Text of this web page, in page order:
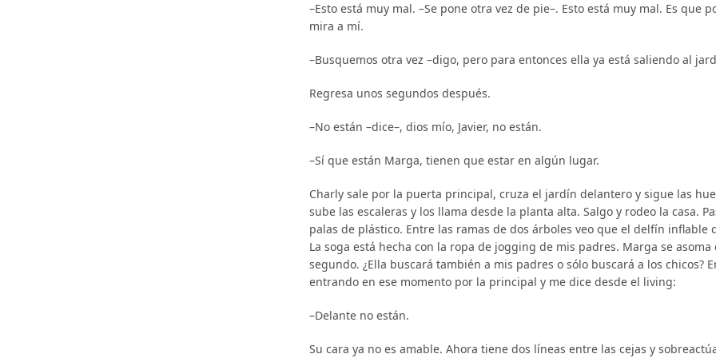
–Esto está muy mal. –Se pone otra vez de pie–. Esto está muy mal. Es que
mira a mí.
–Busquemos otra vez –digo, pero para entonces ella ya está saliendo al
Regresa unos segundos después.
–No están –dice–, dios mío, Javier, no están.
–Sí que están Marga, tienen que estar en algún lugar.
Charly sale por la puerta principal, cruza el jardín delantero y sigue las
sube las escaleras y los llama desde la planta alta. Salgo y rodeo la casa.
palas de plástico. Entre las ramas de dos árboles veo que el delfín inflable
La soga está hecha con la ropa de jogging de mis padres. Marga se
segundo. ¿Ella buscará también a mis padres o sólo buscará a los chicos?
entrando en ese momento por la principal y me dice desde el living:
–Delante no están.
Su cara ya no es amable. Ahora tiene dos líneas entre las cejas y